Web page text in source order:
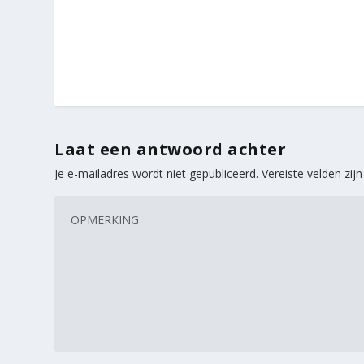
Laat een antwoord achter
Je e-mailadres wordt niet gepubliceerd. Vereiste velden